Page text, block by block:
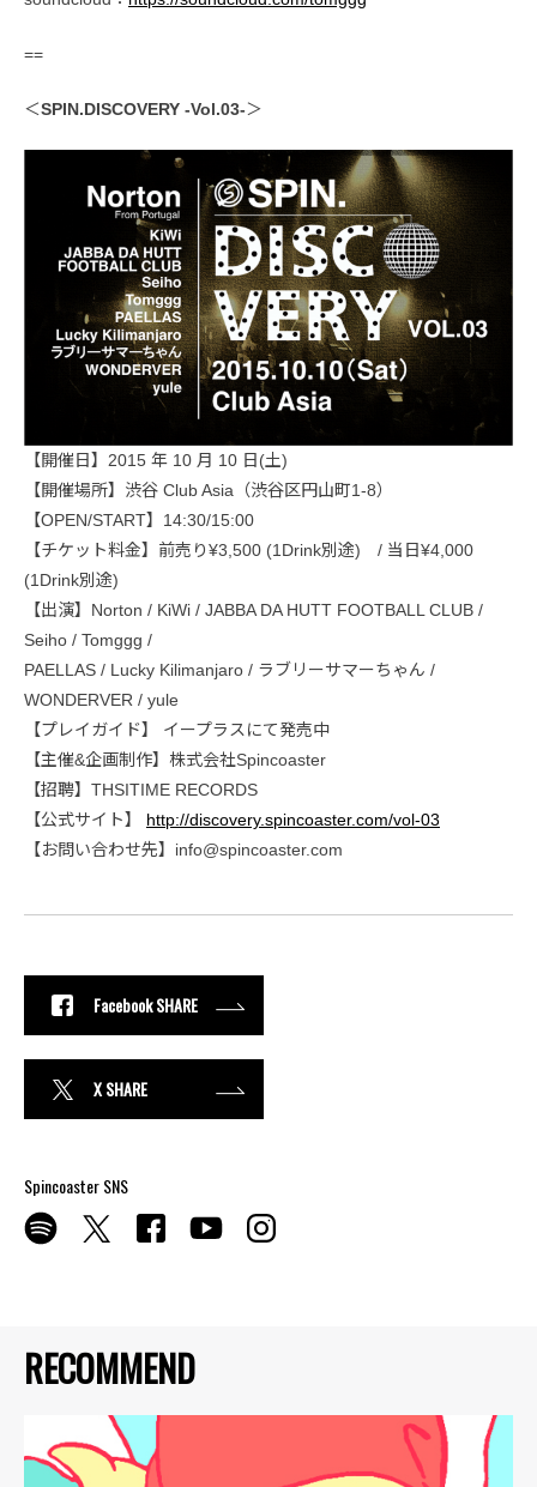
RECOMMEND
==
＜SPIN.DISCOVERY -Vol.03-＞
【開催日】2015 年 10 月 10 日(土)
【開催場所】渋谷 Club Asia（渋谷区円山町1-8）
【OPEN/START】14:30/15:00
【チケット料金】前売り¥3,500 (1Drink別途) / 当日¥4,000
(1Drink別途)
【出演】Norton / KiWi / JABBA DA HUTT FOOTBALL CLUB /
Seiho / Tomggg /
PAELLAS / Lucky Kilimanjaro / ラブリーサマーちゃん /
WONDERVER / yule
【プレイガイド】 イープラスにて発売中
【主催&企画制作】株式会社Spincoaster
【招聘】THSITIME RECORDS
【公式サイト】 http://discovery.spincoaster.com/vol-03
【お問い合わせ先】info@spincoaster.com
Facebook SHARE
X SHARE
Spincoaster SNS